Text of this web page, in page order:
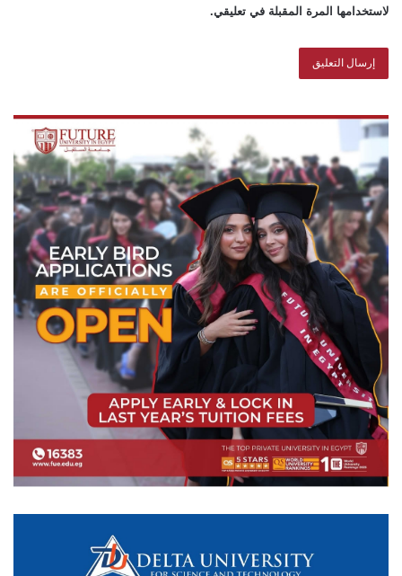
لاستخدامها المرة المقبلة في تعليقي.